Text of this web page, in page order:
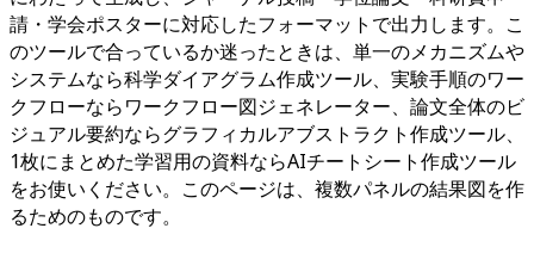
請・学会ポスターに対応したフォーマットで出力します。こ
のツールで合っているか迷ったときは、単一のメカニズムや
システムなら科学ダイアグラム作成ツール、実験手順のワー
クフローならワークフロー図ジェネレーター、論文全体のビ
ジュアル要約ならグラフィカルアブストラクト作成ツール、
1枚にまとめた学習用の資料ならAIチートシート作成ツール
をお使いください。このページは、複数パネルの結果図を作
るためのものです。